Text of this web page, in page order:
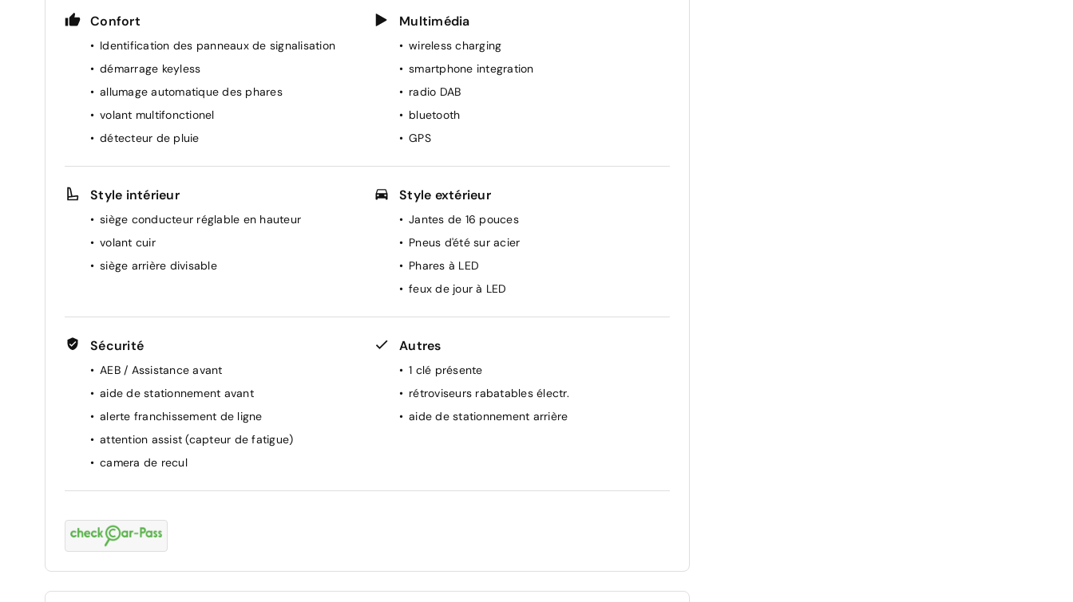
Confort
Identification des panneaux de signalisation
démarrage keyless
allumage automatique des phares
volant multifonctionel
détecteur de pluie
Multimédia
wireless charging
smartphone integration
radio DAB
bluetooth
GPS
Style intérieur
siège conducteur réglable en hauteur
volant cuir
siège arrière divisable
Style extérieur
Jantes de 16 pouces
Pneus d'été sur acier
Phares à LED
feux de jour à LED
Sécurité
AEB / Assistance avant
aide de stationnement avant
alerte franchissement de ligne
attention assist (capteur de fatigue)
camera de recul
Autres
1 clé présente
rétroviseurs rabatables électr.
aide de stationnement arrière